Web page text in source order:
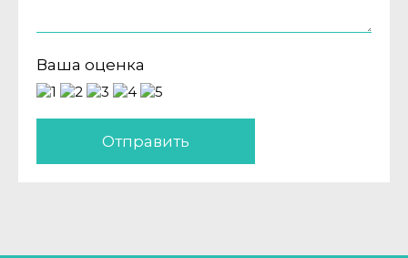
Ваша оценка
Отправить